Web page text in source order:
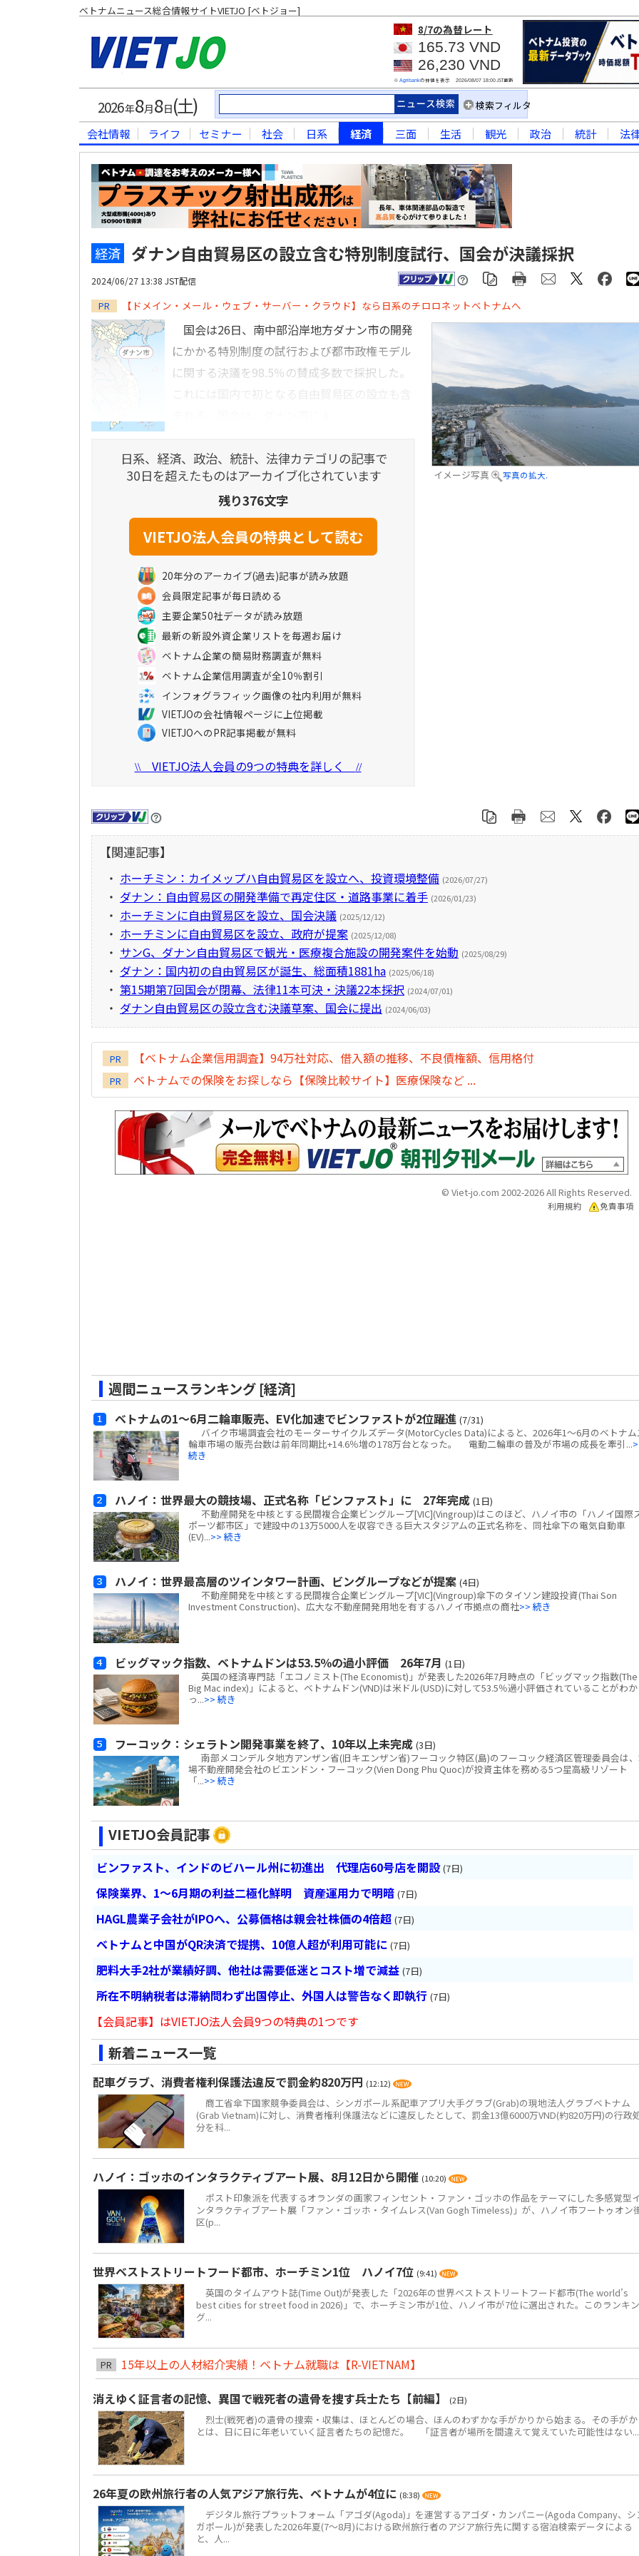
ベトナムニュース総合情報サイトVIETJO [ベトジョー]
8/7の為替レート
165.73 VND
26,230 VND
※ Agribankの仲値を表示 2026/08/07 18:00JST更新
2026年8月8日(土) 検索フィルタ
会社情報 ライフ セミナー 社会 日系 経済 三面 生活 観光 政治 統計 法
経済 ダナン自由貿易区の設立含む特別制度試行、国会が決議採択
2024/06/27 13:38 JST配信
PR 【ドメイン・メール・ウェブ・サーバー・クラウド】なら日系のチロロネットベトナムへ
イメージ写真 写真の拡大.
国会は26日、南中部沿岸地方ダナン市の開発
にかかる特別制度の試行および都市政権モデル
に関する決議を98.5％の賛成多数で採択した。
日系、経済、政治、統計、法律カテゴリの記事で
30日を超えたものはアーカイブ化されています
残り376文字
20年分のアーカイブ(過去)記事が読み放題
会員限定記事が毎日読める
主要企業50社データが読み放題
最新の新設外資企業リストを毎週お届け
ベトナム企業の簡易財務調査が無料
ベトナム企業信用調査が全10％割引
インフォグラフィック画像の社内利用が無料
VIETJOの会社情報ページに上位掲載
VIETJOへのPR記事掲載が無料
\\VIETJO法人会員の9つの特典を詳しく //
【関連記事】
・ ホーチミン：カイメップハ自由貿易区を設立へ、投資環境整備 (2026/07/27)
・ ダナン：自由貿易区の開発準備で再定住区・道路事業に着手 (2026/01/23)
・ ホーチミンに自由貿易区を設立、国会決議 (2025/12/12)
・ ホーチミンに自由貿易区を設立、政府が提案 (2025/12/08)
・ サンG、ダナン自由貿易区で観光・医療複合施設の開発案件を始動 (2025/08/29)
・ ダナン：国内初の自由貿易区が誕生、総面積1881ha (2025/06/18)
・ 第15期第7回国会が閉幕、法律11本可決・決議22本採択 (2024/07/01)
・ ダナン自由貿易区の設立含む決議草案、国会に提出 (2024/06/03)
PR 【ベトナム企業信用調査】94万社対応、借入額の推移、不良債権額、信用格付
PR ベトナムでの保険をお探しなら【保険比較サイト】医療保険など ...
© Viet-jo.com 2002-2026 All Rights Reserved.
利用規約 免責事項
週間ニュースランキング [経済]
ベトナムの1～6月二輪車販売、EV化加速でビンファストが2位躍進 (7/31)
バイク市場調査会社のモーターサイクルズデータ(MotorCycles Data)によると、2026年1～6月のベトナ
輪車市場の販売台数は前年同期比+14.6％増の178万台となった。 電動二輪車の普及が市場の成長を牽引...
続き
ハノイ：世界最大の競技場、正式名称「ビンファスト」に 27年完成 (1日)
不動産開発を中核とする民間複合企業ビングループ[VIC](Vingroup)はこのほど、ハノイ市の「ハノイ国際
ポーツ都市区」で建設中の13万5000人を収容できる巨大スタジアムの正式名称を、同社傘下の電気自動車
(EV)...>> 続き
ハノイ：世界最高層のツインタワー計画、ビングループなどが提案 (4日)
不動産開発を中核とする民間複合企業ビングループ[VIC](Vingroup)傘下のタイソン建設投資(Thai Son
Investment Construction)、広大な不動産開発用地を有するハノイ市拠点の商社>> 続き
ビッグマック指数、ベトナムドンは53.5％の過小評価 26年7月 (1日)
英国の経済専門誌「エコノミスト(The Economist)」が発表した2026年7月時点の「ビッグマック指数(The
Big Mac index)」によると、ベトナムドン(VND)は米ドル(USD)に対して53.5％過小評価されていることがわか
っ...>> 続き
フーコック：シェラトン開発事業を終了、10年以上未完成 (3日)
南部メコンデルタ地方アンザン省(旧キエンザン省)フーコック特区(島)のフーコック経済区管理委員会は
場不動産開発会社のビエンドン・フーコック(Vien Dong Phu Quoc)が投資主体を務める5つ星高級リゾート
「...>> 続き
VIETJO会員記事
ビンファスト、インドのビハール州に初進出 代理店60号店を開設 (7日)
保険業界、1～6月期の利益二極化鮮明 資産運用力で明暗 (7日)
HAGL農業子会社がIPOへ、公募価格は親会社株価の4倍超 (7日)
ベトナムと中国がQR決済で提携、10億人超が利用可能に (7日)
肥料大手2社が業績好調、他社は需要低迷とコスト増で減益 (7日)
所在不明納税者は滞納問わず出国停止、外国人は警告なく即執行 (7日)
【会員記事】はVIETJO法人会員9つの特典の1つです
新着ニュース一覧
配車グラブ、消費者権利保護法違反で罰金約820万円 (12:12)
商工省傘下国家競争委員会は、シンガポール系配車アプリ大手グラブ(Grab)の現地法人グラブベトナム
(Grab Vietnam)に対し、消費者権利保護法などに違反したとして、罰金13億6000万VND(約820万円)の行政
分を科...
ハノイ：ゴッホのインタラクティブアート展、8月12日から開催 (10:20)
ポスト印象派を代表するオランダの画家フィンセント・ファン・ゴッホの作品をテーマにした多感覚型
ンタラクティブアート展「ファン・ゴッホ・タイムレス(Van Gogh Timeless)」が、ハノイ市フートゥオン
区(p...
世界ベストストリートフード都市、ホーチミン1位 ハノイ7位 (9:41)
英国のタイムアウト誌(Time Out)が発表した「2026年の世界ベストストリートフード都市(The world’s
best cities for street food in 2026)」で、ホーチミン市が1位、ハノイ市が7位に選出された。このランキン
グ...
PR
15年以上の人材紹介実績！ベトナム就職は【R-VIETNAM】
消えゆく証言者の記憶、異国で戦死者の遺骨を捜す兵士たち【前編】
(2日)
烈士(戦死者)の遺骨の捜索・収集は、ほとんどの場合、ほんのわずかな手がかりから始まる。その手が
とは、日に日に年老いていく証言者たちの記憶だ。 「証言者が場所を間違えて覚えていた可能性はない...
26年夏の欧州旅行者の人気アジア旅行先、ベトナムが4位に (8:38)
デジタル旅行プラットフォーム「アゴダ(Agoda)」を運営するアゴダ・カンパニー(Agoda Company、シ
ガポール)が発表した2026年夏(7～8月)における欧州旅行者のアジア旅行先に関する宿泊検索データによる
と、人...